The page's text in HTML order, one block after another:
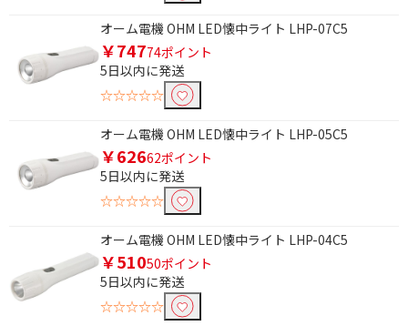
オーム電機 OHM LED懐中ライト LHP-07C5
￥74774ポイント
5日以内に発送
☆☆☆☆☆
オーム電機 OHM LED懐中ライト LHP-05C5
￥62662ポイント
5日以内に発送
☆☆☆☆☆
オーム電機 OHM LED懐中ライト LHP-04C5
￥51050ポイント
5日以内に発送
☆☆☆☆☆
条件で絞り込む
フリーワードで絞り込む
除外する にチェックを入れると、指定したワード
を除外して検索します。
価格で絞り込む